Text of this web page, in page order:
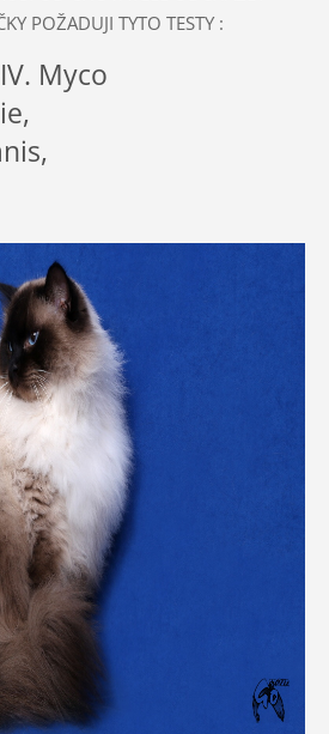
POŽADUJI TYTO TESTY :
Myco